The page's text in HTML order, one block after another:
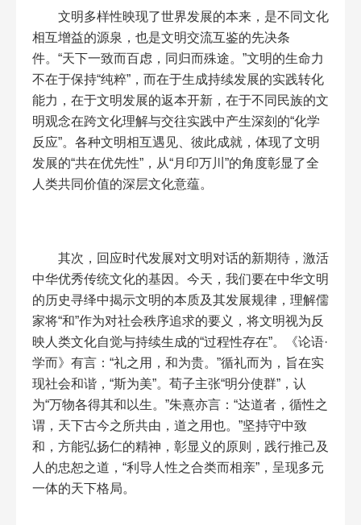
文明多样性映现了世界发展的本来，是不同文化
相互增益的源泉，也是文明交流互鉴的先决条
件。“天下一致而百虑，同归而殊途。”文明的生命力
不在于保持“纯粹”，而在于生成持续发展的实践转化
能力，在于文明发展的返本开新，在于不同民族的文
明观念在跨文化理解与交往实践中产生深刻的“化学
反应”。各种文明相互遇见、彼此成就，体现了文明
发展的“共在优先性”，从“月印万川”的角度彰显了全
人类共同价值的深层文化意蕴。
其次，回应时代发展对文明对话的新期待，激活
中华优秀传统文化的基因。今天，我们要在中华文明
的历史寻绎中揭示文明的本质及其发展规律，理解儒
家将“和”作为对社会秩序追求的要义，将文明视为反
映人类文化自觉与持续生成的“过程性存在”。《论语·
学而》有言：“礼之用，和为贵。”循礼而为，旨在实
现社会和谐，“斯为美”。荀子主张“明分使群”，认
为“万物各得其和以生。”朱熹亦言：“达道者，循性之
谓，天下古今之所共由，道之用也。”坚持守中致
和，方能弘扬仁的精神，彰显义的原则，践行推己及
人的忠恕之道，“利导人性之合类而相亲”，呈现多元
一体的天下格局。